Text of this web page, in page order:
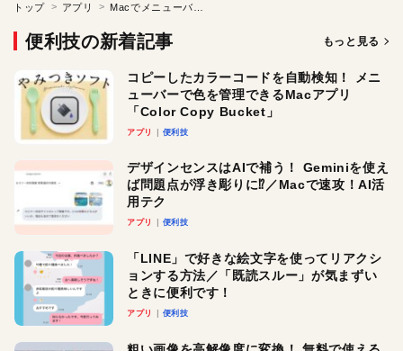
トップ アプリ
便利技の新着記事 もっと見る
コピーしたカラーコードを自動検知！ メニ
ューバーで色を管理できるMacアプリ
「Color Copy Bucket」
アプリ 便利技
デザインセンスはAIで補う！ Geminiを使え
ば問題点が浮き彫りに⁉︎／Macで速攻！AI活
用テク
アプリ 便利技
「LINE」で好きな絵文字を使ってリアクシ
ョンする方法／「既読スルー」が気まずい
ときに便利です！
アプリ 便利技